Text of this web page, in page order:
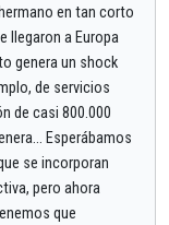
en tan corto
llegaron a Europa
genera un shock
de servicios
de casi 800.000
Esperábamos
se incorporan
pero ahora
que